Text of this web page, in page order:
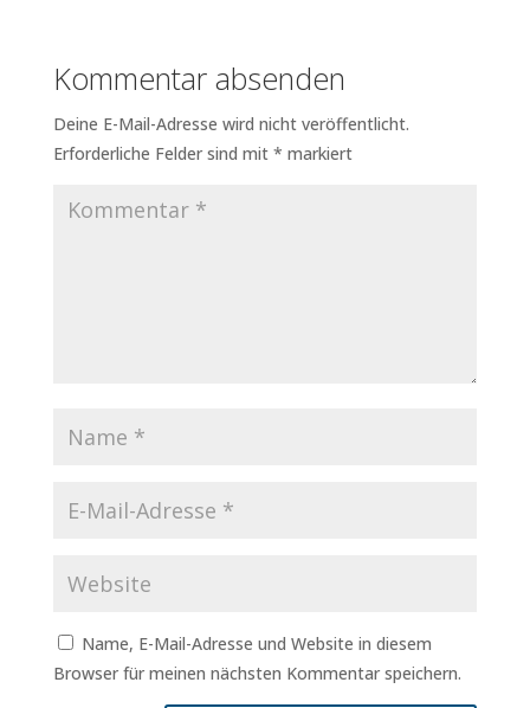
Kommentar absenden
Deine E-Mail-Adresse wird nicht veröffentlicht.
Erforderliche Felder sind mit * markiert
Name, E-Mail-Adresse und Website in diesem
Browser für meinen nächsten Kommentar speichern.